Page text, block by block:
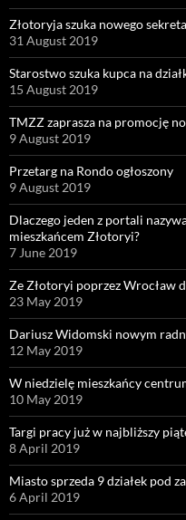
Złotoryja szuka nowego
31 August 2019
Starostwo szuka kupca na
15 August 2019
TMZZ zaprasza na promocję
9 August 2019
Przetarg na Rondo ogłoszony
9 August 2019
Dlaczego jeden z portali
mieszkańcem Złotoryi?
7 June 2019
Ze Złotoryi poprzez Wrocław
23 May 2019
Dariusz Widomski nowym
12 May 2019
W niedzielę mieszkańcy
10 May 2019
Targi pracy już w najbliższy
8 April 2019
Miasto sprzeda 9 działek pod
6 April 2019